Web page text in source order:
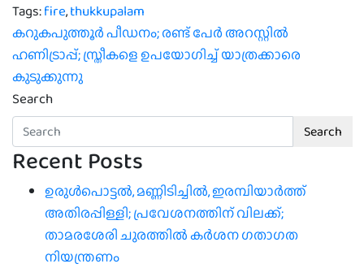
Tags:fire,thukkupalam
Post
navigation
കറുകപുത്തൂര്‍ പീഡനം; രണ്ട് പേര്‍ അറസ്റ്റില്‍
ഹണിട്രാപ്പ്; സ്ത്രീകളെ ഉപയോഗിച്ച് യാത്രക്കാരെ
കുടുക്കുന്നു
Search
Search
Recent Posts
ഉരുൾപൊട്ടൽ, മണ്ണിടിച്ചിൽ, ഇരമ്പിയാര്‍ത്ത്
അതിരപ്പിള്ളി; പ്രവേശനത്തിന് വിലക്ക്;
താമരശേരി ചുരത്തില്‍ കര്‍ശന ഗതാഗത
നിയന്ത്രണം